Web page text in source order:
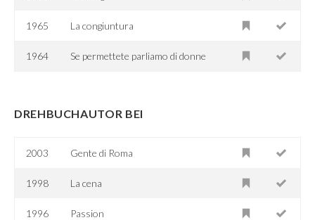
1965 La congiuntura
1964 Se permettete parliamo di donne
DREHBUCHAUTOR BEI
2003 Gente di Roma
1998 La cena
1996 Passion